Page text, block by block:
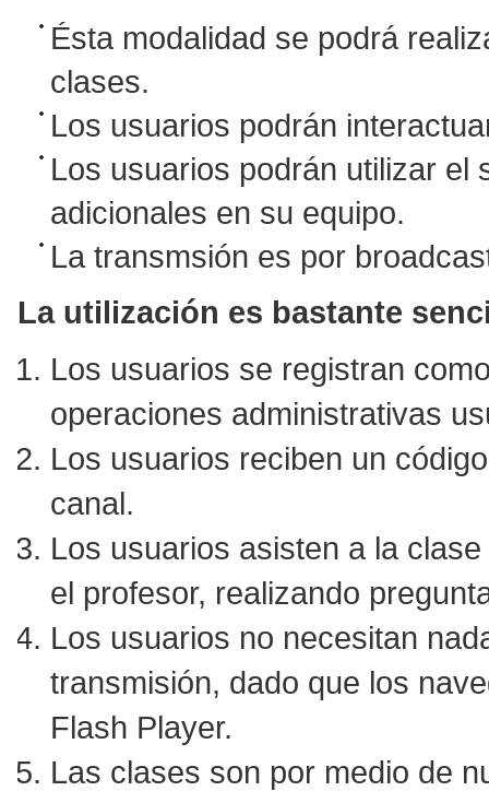
Ésta modalidad se podrá
clases.
Los usuarios podrán
Los usuarios podrán utilizar el
adicionales en su equipo.
La transmsión es por
La utilización es bastante
Los usuarios se registran
operaciones administrativas
Los usuarios reciben un
canal.
Los usuarios asisten a la
el profesor, realizando
Los usuarios no necesitan
transmisión, dado que los
Flash Player.
Las clases son por medio de